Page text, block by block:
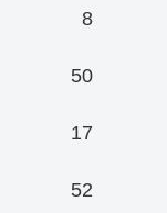
8
50
17
52